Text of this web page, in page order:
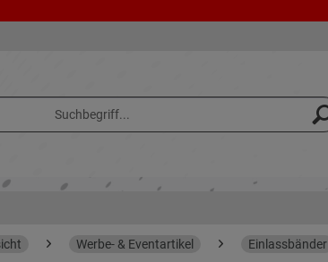
Werbe- & Eventartikel Einlassbänder